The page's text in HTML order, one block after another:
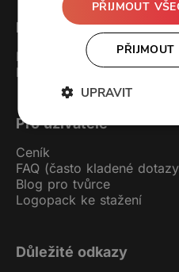
Forendors
Kontakt
Podcast studio
Pro uživatele
Ceník
FAQ (často kladené
Blog pro tvůrce
Logopack ke stažení
Důležité odkazy
PŘIJMOUT
PŘIJMOUT
UPRAVIT